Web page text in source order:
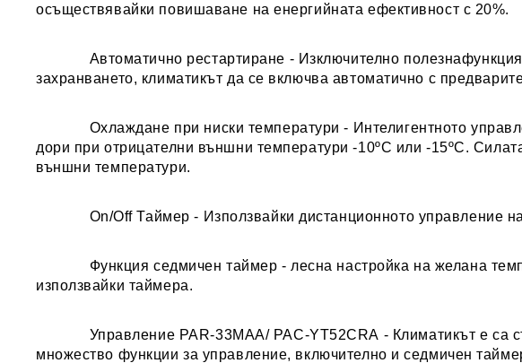
осъществявайки повишаване на енергийната ефективност с 20%.
Автоматично рестартиране - Изключително
захранването, климатикът да се включва автоматично с
Охлаждане при ниски температури - Интелигентното
дори при отрицателни външни температури -10ºC или -15ºC.
външни температури.
On/Off Таймер- Използвайки дистанционното управление
Функция седмичен таймер - лесна настройка на желана
използвайки таймера.
Управление PAR-33MAA/ PAC-YT52CRA - Климатикът е са
множество функции за управление, включително и седмичен